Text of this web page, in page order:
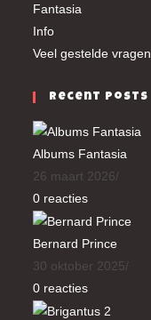
Fantasia
Info
Veel gestelde vragen
Recent Posts
Albums Fantasia
26 maart 2026/
0 reacties
Bernard Prince
30 oktober 2025/
0 reacties